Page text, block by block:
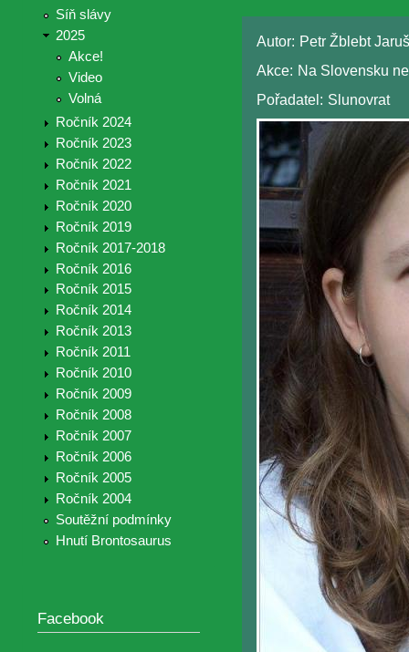
Síň slávy
2025
Akce!
Video
Volná
Ročník 2024
Ročník 2023
Ročník 2022
Ročník 2021
Ročník 2020
Ročník 2019
Ročník 2017-2018
Ročník 2016
Ročník 2015
Ročník 2014
Ročník 2013
Ročník 2011
Ročník 2010
Ročník 2009
Ročník 2008
Ročník 2007
Ročník 2006
Ročník 2005
Ročník 2004
Soutěžní podmínky
Hnutí Brontosaurus
Facebook
Autor: Petr Žblebt
Akce: Na Slovensku
Pořadatel: Slunovrat